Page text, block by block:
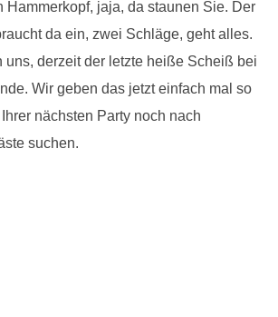
Hammerkopf, jaja, da staunen Sie. Der
da ein, zwei Schläge, geht alles.
uns, derzeit der letzte heiße Scheiß bei
Wir geben das jetzt einfach mal so
nächsten Party noch nach
suchen.